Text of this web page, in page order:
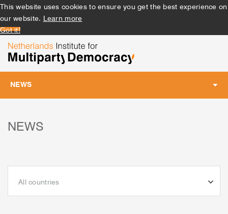
This website uses cookies to ensure you get the best experience on
our website. Learn more
Got it!
NEWS
navigation
NEWS
All countries